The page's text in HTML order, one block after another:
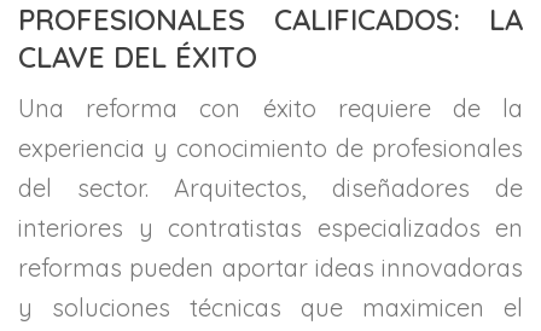
PROFESIONALES CALIFICADOS: LA
CLAVE DEL ÉXITO
Una reforma con éxito requiere de la
experiencia y conocimiento de profesionales
del sector. Arquitectos, diseñadores de
interiores y contratistas especializados en
reformas pueden aportar ideas innovadoras
y soluciones técnicas que maximicen el